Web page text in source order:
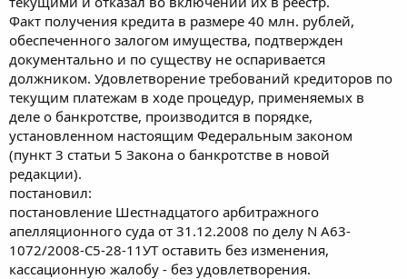
Факт получения кредита в размере 40 млн. рублей,
обеспеченного залогом имущества, подтвержден
документально и по существу не оспаривается
должником. Удовлетворение требований кредиторов по
текущим платежам в ходе процедур, применяемых в
деле о банкротстве, производится в порядке,
установленном настоящим Федеральным законом
(пункт 3 статьи 5 Закона о банкротстве в новой
редакции).
постановил:
постановление Шестнадцатого арбитражного
апелляционного суда от 31.12.2008 по делу N А63-
1072/2008-С5-28-11УТ оставить без изменения,
кассационную жалобу - без удовлетворения.